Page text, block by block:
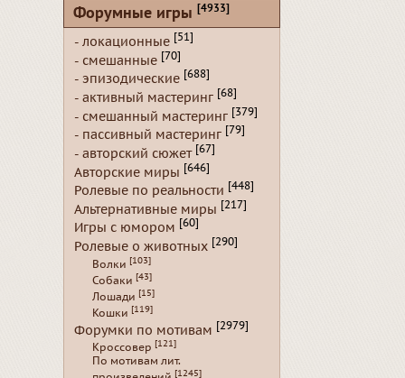
Форумные игры [4933]
- локационные [51]
- смешанные [70]
- эпизодические [688]
- активный мастеринг [68]
- смешанный мастеринг [379]
- пассивный мастеринг [79]
- авторский сюжет [67]
Авторские миры [646]
Ролевые по реальности [448]
Альтернативные миры [217]
Игры с юмором [60]
Ролевые о животных [290]
Волки [103]
Собаки [43]
Лошади [15]
Кошки [119]
Форумки по мотивам [2979]
Кроссовер [121]
По мотивам лит.
[1245]